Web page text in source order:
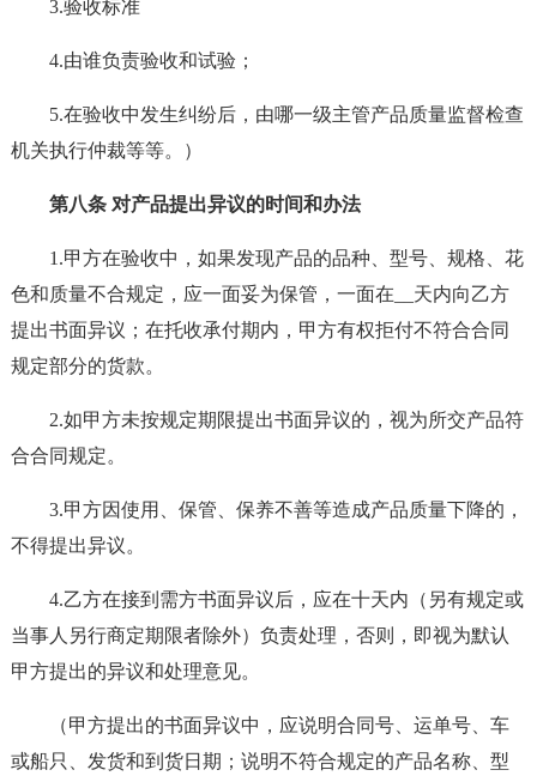
3.验收标准
4.由谁负责验收和试验；
5.在验收中发生纠纷后，由哪一级主管产品质量监督检查
机关执行仲裁等等。）
第八条 对产品提出异议的时间和办法
1.甲方在验收中，如果发现产品的品种、型号、规格、花
色和质量不合规定，应一面妥为保管，一面在__天内向乙方
提出书面异议；在托收承付期内，甲方有权拒付不符合合同
规定部分的货款。
2.如甲方未按规定期限提出书面异议的，视为所交产品符
合合同规定。
3.甲方因使用、保管、保养不善等造成产品质量下降的，
不得提出异议。
4.乙方在接到需方书面异议后，应在十天内（另有规定或
当事人另行商定期限者除外）负责处理，否则，即视为默认
甲方提出的异议和处理意见。
（甲方提出的书面异议中，应说明合同号、运单号、车
或船只、发货和到货日期；说明不符合规定的产品名称、型